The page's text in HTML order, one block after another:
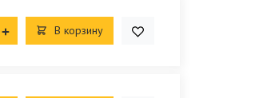
В корзину